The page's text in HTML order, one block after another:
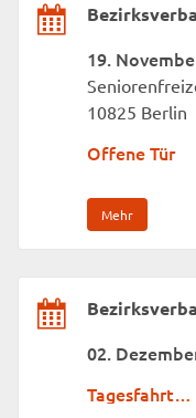
19.
10825 Berlin
Offene Tür
Mehr
02.
Tagesfahrt…